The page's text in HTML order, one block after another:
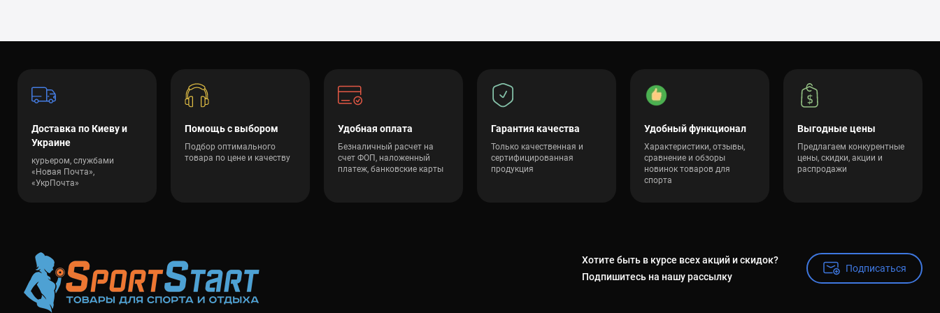
Доставка по Киеву и
Украине
курьером, службами
«Новая Почта»,
«УкрПочта»
Помощь с выбором
Подбор оптимального
товара по цене и качеству
Удобная оплата
Безналичный расчет на
счет ФОП, наложенный
платеж, банковские карты
Гарантия качества
Только качественная и
сертифицированная
продукция
Удобный функционал
Характеристики, отзывы,
сравнение и обзоры
новинок товаров для
спорта
Выгодные цены
Предлагаем конкурентные
цены, скидки, акции и
распродажи
Хотите быть в курсе всех акций и скидок?
Подпишитесь на нашу рассылку
Подписаться
Подписаться